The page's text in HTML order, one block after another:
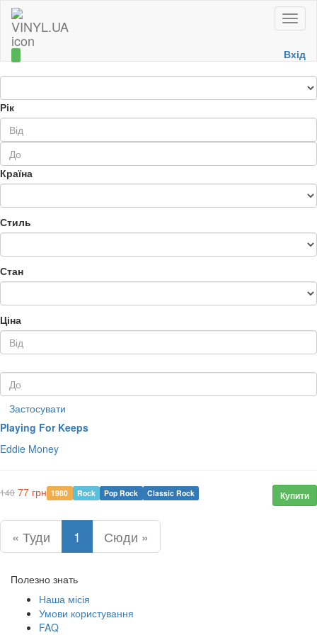
Toggle
Вхід
Рік
Країна
Стиль
Стан
Ціна
Застосувати
Playing For Keeps
Eddie Money
140 77 грн Купити
1980 Rock Pop Rock Classic Rock
« Туди 1 Сюди »
Полезно знать
Наша місія
Умови користування
FAQ